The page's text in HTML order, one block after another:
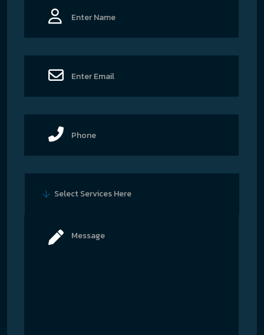
Select Services Here